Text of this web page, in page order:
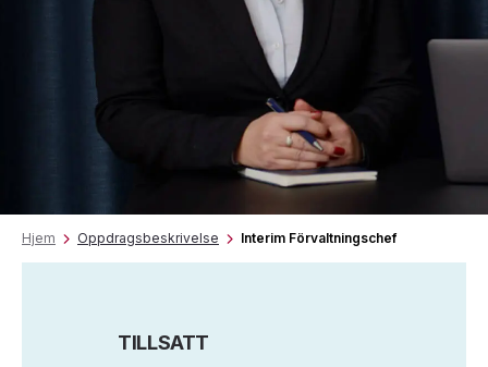
Hjem Oppdragsbeskrivelse Interim Förvaltningschef
TILLSATT